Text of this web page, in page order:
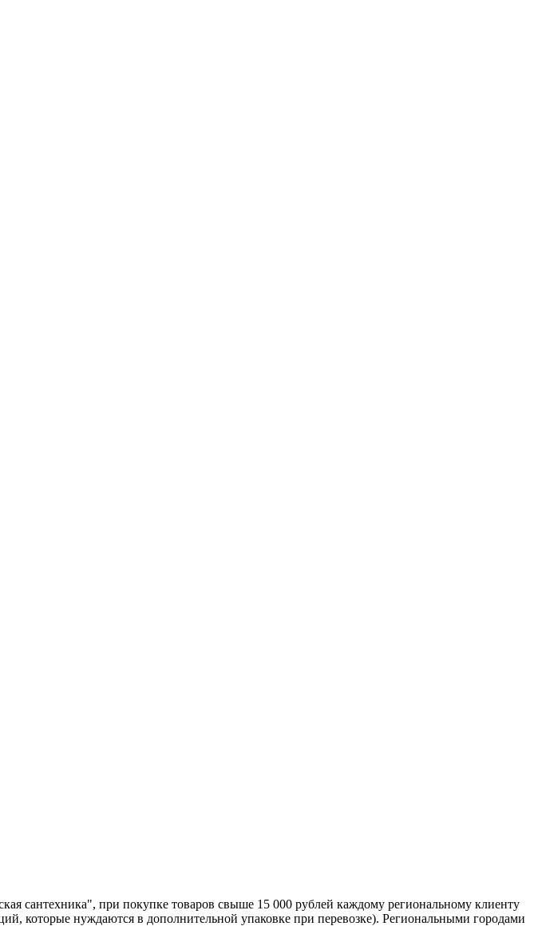
сантехника", при покупке товаров свыше 15 000 рублей каждому региональному клиенту
которые нуждаются в дополнительной упаковке при перевозке). Региональными городами